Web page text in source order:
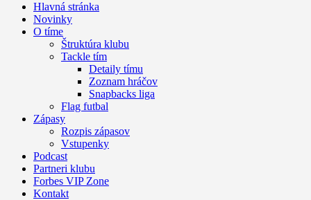
Hlavná stránka
Novinky
O tíme
Štruktúra klubu
Tackle tím
Detaily tímu
Zoznam hráčov
Snapbacks liga
Flag futbal
Zápasy
Rozpis zápasov
Vstupenky
Podcast
Partneri klubu
Forbes VIP Zone
Kontakt